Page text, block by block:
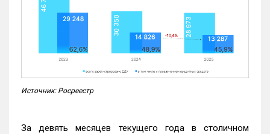
Источник: Росреестр
За девять месяцев текущего года в столичном